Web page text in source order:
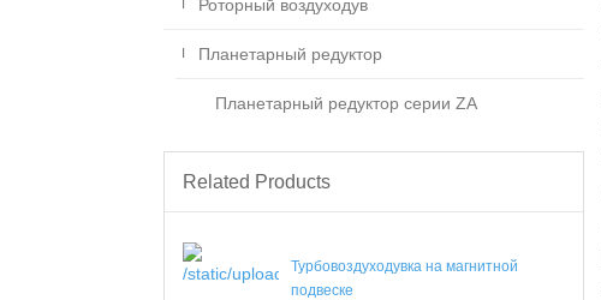
Роторный воздуходув
Планетарный редуктор
Планетарный редуктор серии ZA
Related Products
Турбовоздуходувка на магнитной
подвеске